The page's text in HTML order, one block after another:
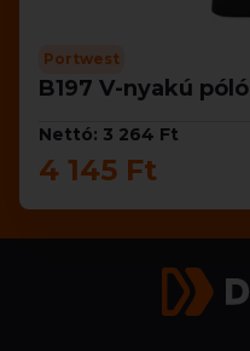
Portwest
B197 V-nyakú póló
Nettó: 3 264 Ft
4 145 Ft